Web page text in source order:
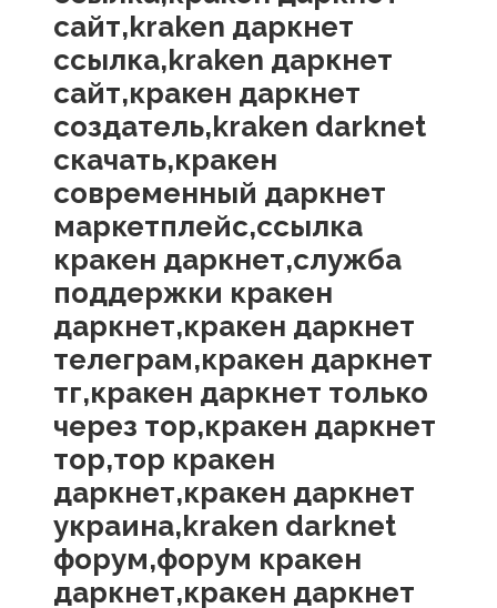
сайт,kraken даркнет
ссылка,kraken даркнет
сайт,кракен даркнет
создатель,kraken darknet
скачать,кракен
современный даркнет
маркетплейс,ссылка
кракен даркнет,служба
поддержки кракен
даркнет,кракен даркнет
телеграм,кракен даркнет
тг,кракен даркнет только
через тор,кракен даркнет
тор,тор кракен
даркнет,кракен даркнет
украина,kraken darknet
форум,форум кракен
даркнет,кракен даркнет